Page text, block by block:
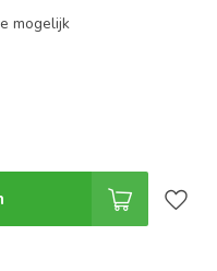
mogelijk